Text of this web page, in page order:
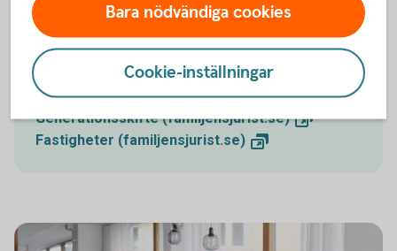
Planerar du framåt i företaget?
Står du inför förändringar eller vill du säkra nästa
steg?
Generationsskifte (familjensjurist.se)
Fastigheter (familjensjurist.se)
Bara nödvändiga cookies
Cookie-inställningar